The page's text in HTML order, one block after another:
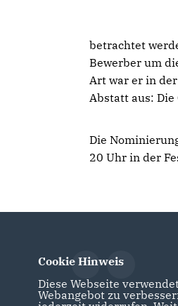
betrachtet
Bewerber um
Art war er in
Abstatt aus:
Die
20 Uhr in der
Cookie Hinweis
Diese Webseite
Webangebot zu